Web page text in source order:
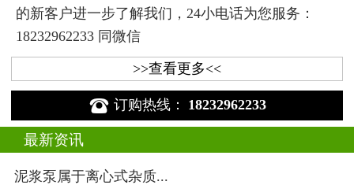
的新客户进一步了解我们，24小电话为您服务：
18232962233 同微信
>>查看更多<<
 订购热线： 18232962233
最新资讯
泥浆泵属于离心式杂质...